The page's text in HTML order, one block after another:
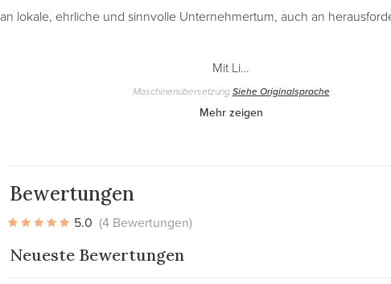
an lokale, ehrliche und sinnvolle Unternehmertum, auch an
Mit Li…
MaschinenübersetzungSiehe Originalsprache
Mehr zeigen
Bewertungen
5.0 (4 Bewertungen)
Neueste Bewertungen